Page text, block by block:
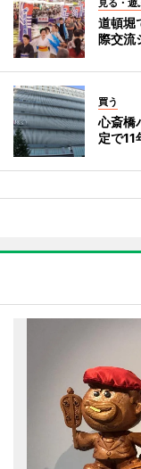
見る・遊
道頓堀
際交流
買う
心斎橋
定で11